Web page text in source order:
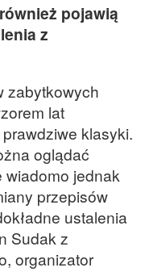
pojawią
z
zabytkowych
lat
klasyki.
oglądać
wiadomo jednak
przepisów
ustalenia
Sudak z
organizator